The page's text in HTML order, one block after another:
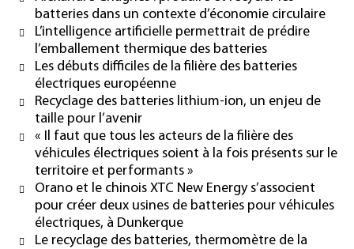
batteries dans un contexte d’économie circulaire
L’intelligence artificielle permettrait de prédire
l’emballement thermique des batteries
Les débuts difficiles de la filière des batteries
électriques européenne
Recyclage des batteries lithium-ion, un enjeu de
taille pour l’avenir
« Il faut que tous les acteurs de la filière des
véhicules électriques soient à la fois présents sur le
territoire et performants »
Orano et le chinois XTC New Energy s’associent
pour créer deux usines de batteries pour véhicules
électriques, à Dunkerque
Le recyclage des batteries, thermomètre de la